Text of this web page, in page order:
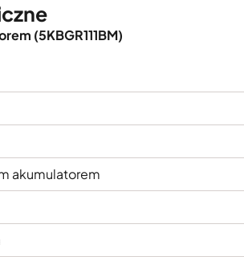
(5KBGR111BM)
akumulatorem